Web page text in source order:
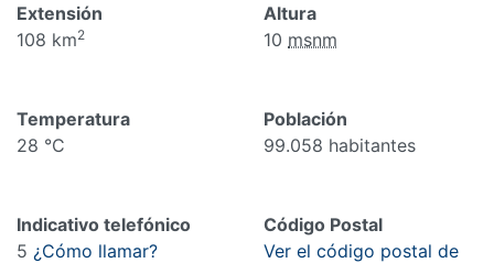
Extensión
108 km2
Altura
10 msnm
Temperatura
28 °C
Población
99.058 habitantes
Indicativo telefónico
5 ¿Cómo llamar?
Código Postal
Ver el código postal de